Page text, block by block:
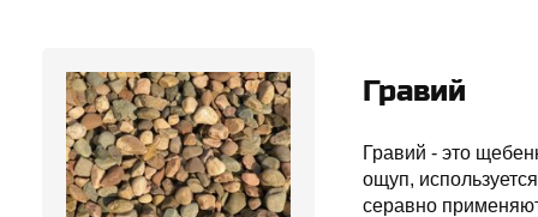
Гравий
Гравий - это
ощуп,
серавно